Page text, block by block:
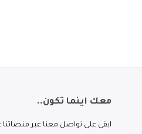
معك اينما تكون..
ابقى على تواصل معنا عبر منصاتنا